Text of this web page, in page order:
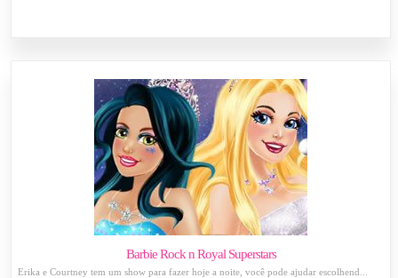
Barbie Rock n Royal Superstars
Erika e Courtney tem um show para fazer hoje a noite, você pode ajudar escolhend...